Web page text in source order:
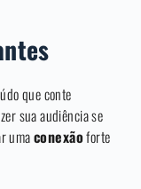
que conte
sua audiência se
umaconexãoforte